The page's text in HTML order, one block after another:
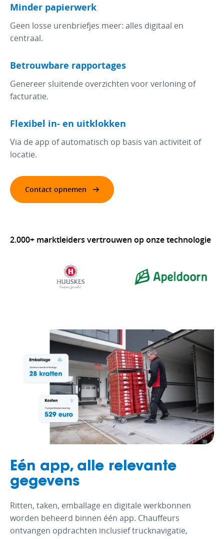
Minder papierwerk
Geen losse urenbriefjes meer: alles digitaal en
centraal.
Betrouwbare rapportages
Genereer sluitende overzichten voor verloning of
facturatie.
Flexibel in- en uitklokken
Via de app of automatisch op basis van activiteit of
locatie.
Contact opnemen
2.000+ marktleiders vertrouwen op onze technologie
Eén app, alle relevante
gegevens
Ritten, taken, emballage en digitale werkbonnen
worden beheerd binnen één app. Chauffeurs
ontvangen opdrachten inclusief trucknavigatie,